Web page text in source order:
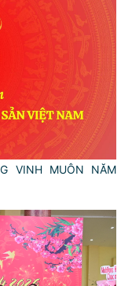
VINH MUÔN NĂM